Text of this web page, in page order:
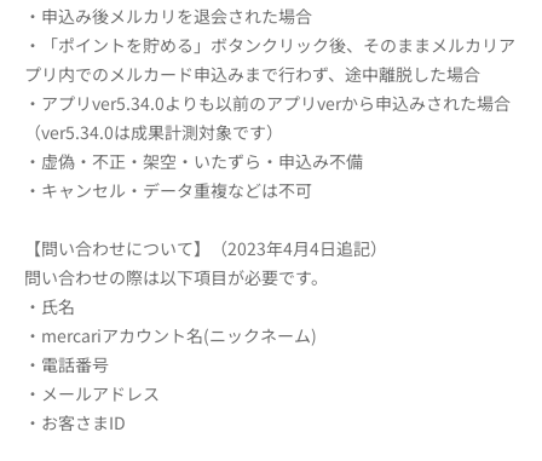
・申込み後メルカリを退会された場合
・「ポイントを貯める」ボタンクリック後、そのままメルカリア
プリ内でのメルカード申込みまで行わず、途中離脱した場合
・アプリver5.34.0よりも以前のアプリverから申込みされた場合
（ver5.34.0は成果計測対象です）
・虚偽・不正・架空・いたずら・申込み不備
・キャンセル・データ重複などは不可
【問い合わせについて】（2023年4月4日追記）
問い合わせの際は以下項目が必要です。
・氏名
・mercariアカウント名(ニックネーム)
・電話番号
・メールアドレス
・お客さまID